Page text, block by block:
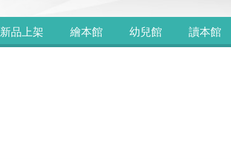
新品上架 繪本館 幼兒館 讀本館